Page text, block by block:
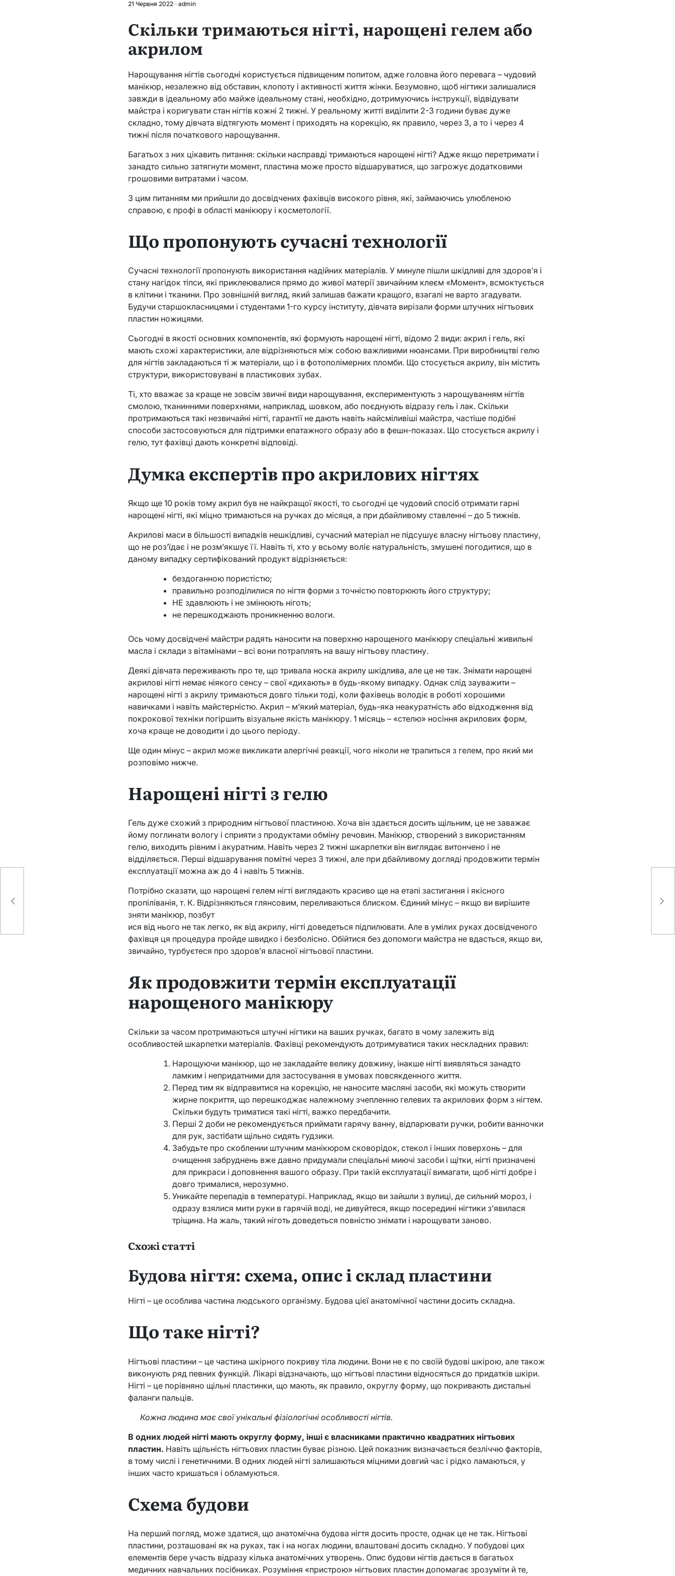
21 Червня 2022 admin
Скільки тримаються нігті, нарощені гелем або
акрилом
Нарощування нігтів сьогодні користується підвищеним попитом, адже головна його перевага – чудовий
манікюр, незалежно від обставин, клопоту і активності життя жінки. Безумовно, щоб нігтики залишалися
завжди в ідеальному або майже ідеальному стані, необхідно, дотримуючись інструкції, відвідувати
майстра і коригувати стан нігтів кожні 2 тижні. У реальному житті виділити 2-3 години буває дуже
складно, тому дівчата відтягують момент і приходять на корекцію, як правило, через 3, а то і через 4
тижні після початкового нарощування.
Багатьох з них цікавить питання: скільки насправді тримаються нарощені нігті? Адже якщо перетримати і
занадто сильно затягнути момент, пластина може просто відшаруватися, що загрожує додатковими
грошовими витратами і часом.
З цим питанням ми прийшли до досвідчених фахівців високого рівня, які, займаючись улюбленою
справою, є профі в області манікюру і косметології.
Що пропонують сучасні технології
Сучасні технології пропонують використання надійних матеріалів. У минуле пішли шкідливі для здоров’я і
стану нагідок тіпси, які приклеювалися прямо до живої матерії звичайним клеєм «Момент», всмоктується
в клітини і тканини. Про зовнішній вигляд, який залишав бажати кращого, взагалі не варто згадувати.
Будучи старшокласницями і студентами 1-го курсу інституту, дівчата вирізали форми штучних нігтьових
пластин ножицями.
Сьогодні в якості основних компонентів, які формують нарощені нігті, відомо 2 види: акрил і гель, які
мають схожі характеристики, але відрізняються між собою важливими нюансами. При виробництві гелю
для нігтів закладаються ті ж матеріали, що і в фотополімерних пломби. Що стосується акрилу, він містить
структури, використовувані в пластикових зубах.
Ті, хто вважає за краще не зовсім звичні види нарощування, експериментують з нарощуванням нігтів
смолою, тканинними поверхнями, наприклад, шовком, або поєднують відразу гель і лак. Скільки
протримаються такі незвичайні нігті, гарантії не дають навіть найсміливіші майстра, частіше подібні
способи застосовуються для підтримки епатажного образу або в фешн-показах. Що стосується акрилу і
гелю, тут фахівці дають конкретні відповіді.
Думка експертів про акрилових нігтях
Якщо ще 10 років тому акрил був не найкращої якості, то сьогодні це чудовий спосіб отримати гарні
нарощені нігті, які міцно тримаються на ручках до місяця, а при дбайливому ставленні – до 5 тижнів.
Акрилові маси в більшості випадків нешкідливі, сучасний матеріал не підсушує власну нігтьову пластину,
що не роз’їдає і не розм’якшує її. Навіть ті, хто у всьому воліє натуральність, змушені погодитися, що в
даному випадку сертифікований продукт відрізняється:
бездоганною пористістю;
правильно розподілилися по нігтя форми з точністю повторюють його структуру;
НЕ здавлюють і не змінюють ніготь;
не перешкоджають проникненню вологи.
Ось чому досвідчені майстри радять наносити на поверхню нарощеного манікюру спеціальні живильні
масла і склади з вітамінами – всі вони потраплять на вашу нігтьову пластину.
Деякі дівчата переживають про те, що тривала носка акрилу шкідлива, але це не так. Знімати нарощені
акрилові нігті немає ніякого сенсу – свої «дихають» в будь-якому випадку. Однак слід зауважити –
нарощені нігті з акрилу тримаються довго тільки тоді, коли фахівець володіє в роботі хорошими
навичками і навіть майстерністю. Акрил – м’який матеріал, будь-яка неакуратність або відходження від
покрокової техніки погіршить візуальне якість манікюру. 1 місяць – «стелю» носіння акрилових форм,
хоча краще не доводити і до цього періоду.
Ще один мінус – акрил може викликати алергічні реакції, чого ніколи не трапиться з гелем, про який ми
розповімо нижче.
Нарощені нігті з гелю
Гель дуже схожий з природним нігтьової пластиною. Хоча він здається досить щільним, це не заважає
йому поглинати вологу і сприяти з продуктами обміну речовин. Манікюр, створений з використанням
гелю, виходить рівним і акуратним. Навіть через 2 тижні шкарпетки він виглядає витончено і не
відділяється. Перші відшарування помітні через 3 тижні, але при дбайливому догляді продовжити термін
експлуатації можна аж до 4 і навіть 5 тижнів.
Потрібно сказати, що нарощені гелем нігті виглядають красиво ще на етапі застигання і якісного
пропіліванія, т. К. Відрізняються глянсовим, переливаються блиском. Єдиний мінус – якщо ви вирішите
зняти манікюр, позбут
ися від нього не так легко, як від акрилу, нігті доведеться підпилювати. Але в умілих руках досвідченого
фахівця ця процедура пройде швидко і безболісно. Обійтися без допомоги майстра не вдасться, якщо ви,
звичайно, турбуєтеся про здоров’я власної нігтьової пластини.
Як продовжити термін експлуатації
нарощеного манікюру
Скільки за часом протримаються штучні нігтики на ваших ручках, багато в чому залежить від
особливостей шкарпетки матеріалів. Фахівці рекомендують дотримуватися таких нескладних правил:
Нарощуючи манікюр, що не закладайте велику довжину, інакше нігті виявляться занадто
ламким і непридатними для застосування в умовах повсякденного життя.
Перед тим як відправитися на корекцію, не наносите масляні засоби, які можуть створити
жирне покриття, що перешкоджає належному зчепленню гелевих та акрилових форм з нігтем.
Скільки будуть триматися такі нігті, важко передбачити.
Перші 2 доби не рекомендується приймати гарячу ванну, відпарювати ручки, робити ванночки
для рук, застібати щільно сидять гудзики.
Забудьте про скоблении штучним манікюром сковорідок, стекол і інших поверхонь – для
очищення забруднень вже давно придумали спеціальні миючі засоби і щітки, нігті призначені
для прикраси і доповнення вашого образу. При такій експлуатації вимагати, щоб нігті добре і
довго трималися, нерозумно.
Уникайте перепадів в температурі. Наприклад, якщо ви зайшли з вулиці, де сильний мороз, і
одразу взялися мити руки в гарячій воді, не дивуйтеся, якщо посередині нігтики з’явилася
тріщина. На жаль, такий ніготь доведеться повністю знімати і нарощувати заново.
Схожі статті
Будова нігтя: схема, опис і склад пластини
Нігті – це особлива частина людського організму. Будова цієї анатомічної частини досить складна.
Що таке нігті?
Нігтьові пластини – це частина шкірного покриву тіла людини. Вони не є по своїй будові шкірою, але також
виконують ряд певних функцій. Лікарі відзначають, що нігтьові пластини відносяться до придатків шкіри.
Нігті – це порівняно щільні пластинки, що мають, як правило, округлу форму, що покривають дистальні
фаланги пальців.
Кожна людина має свої унікальні фізіологічні особливості нігтів.
В одних людей нігті мають округлу форму, інші є власниками практично квадратних нігтьових
пластин. Навіть щільність нігтьових пластин буває різною. Цей показник визначається безліччю факторів,
в тому числі і генетичними. В одних людей нігті залишаються міцними довгий час і рідко ламаються, у
інших часто кришаться і обламуються.
Схема будови
На перший погляд, може здатися, що анатомічна будова нігтя досить просте, однак це не так. Нігтьові
пластини, розташовані як на руках, так і на ногах людини, влаштовані досить складно. У побудові цих
елементів бере участь відразу кілька анатомічних утворень. Опис будови нігтів дається в багатьох
медичних навчальних посібниках. Розуміння «пристрою» нігтьових пластин допомагає зрозуміти й те,